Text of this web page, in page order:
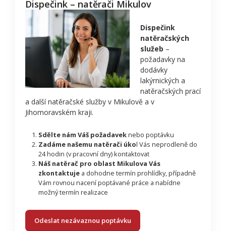
Dispečink – natěrači Mikulov
Dispečink
natěračských
služeb –
požadavky na
dodávky
lakýrnických a
natěračských prací
a další natěračské služby v Mikulově a v
Jihomoravském kraji.
Sdělte nám Váš požadaveknebo poptávku
Zadáme našemu natěrači úkol Vás neprodleně do
24 hodin (v pracovní dny) kontaktovat
Náš natěrač pro oblast Mikulova Vás
zkontaktujea dohodne termín prohlídky, případně
Vám rovnou nacení poptávané práce a nabídne
možný termín realizace
Odeslat nezávaznou poptávku